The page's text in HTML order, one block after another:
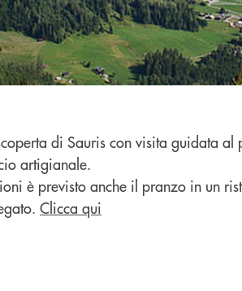
di Sauris con visita guidata
artigianale.
è previsto anche il pranzo in un
Clicca qui